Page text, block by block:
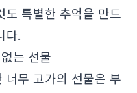
도 특별한 추억을 만드
다.
는 선물
너무 고가의 선물은 부